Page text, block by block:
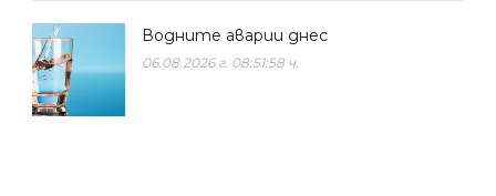
Водните аварии днес
06.08.2026 г. 08:51:58 ч.